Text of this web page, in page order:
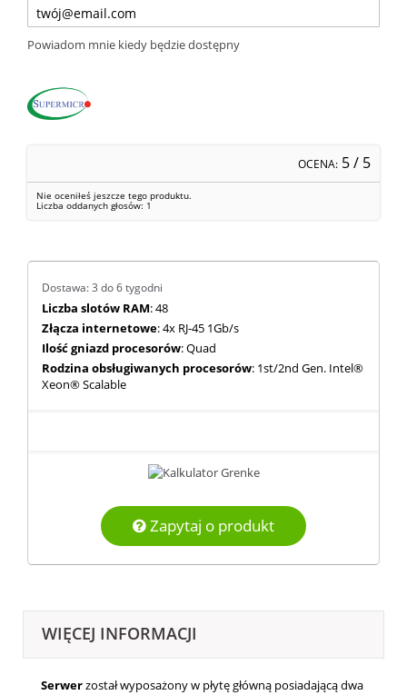
Powiadom mnie kiedy będzie dostępny
OCENA: 5/ 5
Nie oceniłeś jeszcze tego produktu.
Liczba oddanych głosów: 1
Dostawa: 3 do 6 tygodni
Liczba slotów RAM: 48
Złącza internetowe: 4x RJ-45 1Gb/s
Ilość gniazd procesorów: Quad
Rodzina obsługiwanych procesorów: 1st/2nd Gen. Intel®
Xeon® Scalable
Zapytaj o produkt
WIĘCEJ INFORMACJI
Serwerzostał wyposażony w płytę główną posiadającą dwa